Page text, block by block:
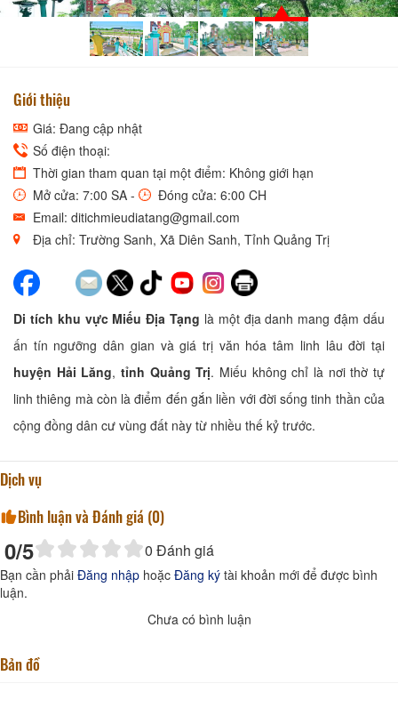
Giới thiệu
Giá: Đang cập nhật
Số điện thoại:
Thời gian tham quan tại một điểm: Không giới hạn
Mở cửa: 7:00 SA -
Đóng cửa: 6:00 CH
Email: ditichmieudiatang@gmail.com
Địa chỉ: Trường Sanh, Xã Diên Sanh, Tỉnh Quảng Trị
Di tích khu vực Miếu Địa Tạng là một địa danh mang đậm dấu
ấn tín ngưỡng dân gian và giá trị văn hóa tâm linh lâu đời tại
huyện Hải Lăng,tỉnh Quảng Trị. Miếu không chỉ là nơi thờ tự
linh thiêng mà còn là điểm đến gắn liền với đời sống tinh thần của
cộng đồng dân cư vùng đất này từ nhiều thế kỷ trước.
Dịch vụ
Bình luận và Đánh giá (0)
0/5 0 Đánh giá
Bạn cần phải Đăng nhập hoặc Đăng ký tài khoản mới để được bình
luận.
Chưa có bình luận
Bản đồ